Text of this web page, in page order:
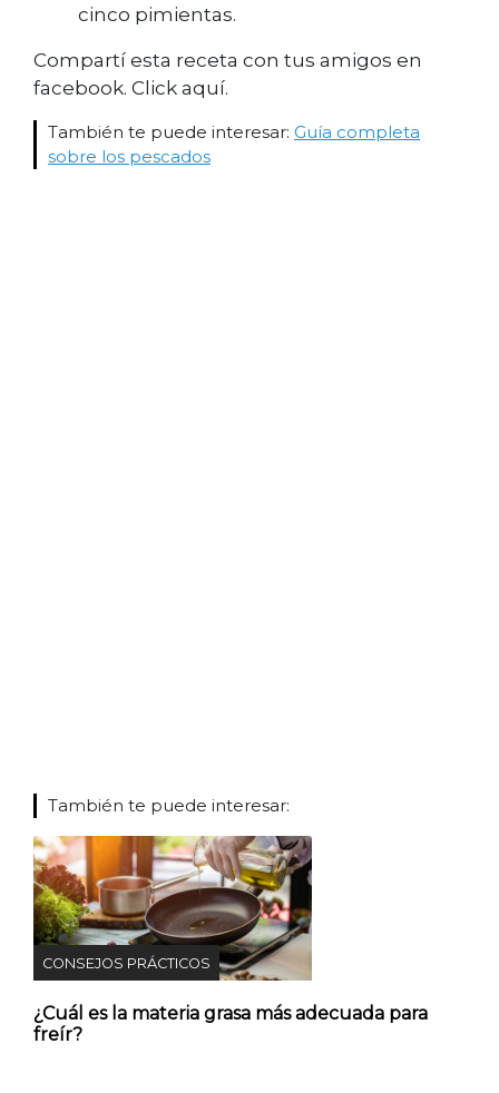
cinco pimientas.
Compartí esta receta con tus amigos en
facebook. Click aquí.
También te puede interesar: Guía completa
sobre los pescados
También te puede interesar:
CONSEJOS PRÁCTICOS
¿Cuál es la materia grasa más adecuada para
freír?